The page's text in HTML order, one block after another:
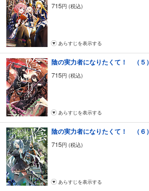
715円 (税込)
あらすじを表示する
陰の実力者になりたくて！ （５）
715円 (税込)
あらすじを表示する
陰の実力者になりたくて！ （６）
715円 (税込)
あらすじを表示する